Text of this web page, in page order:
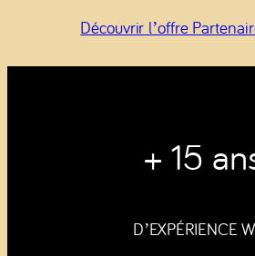
Découvrir l’offre
+ 15
D’EXPÉRIENCE